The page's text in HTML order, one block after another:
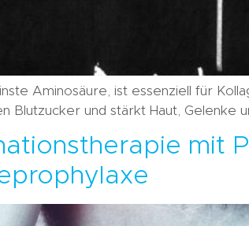
Aminosäure, ist essenziell für
Blutzucker und stärkt Haut, Gelenke
mit